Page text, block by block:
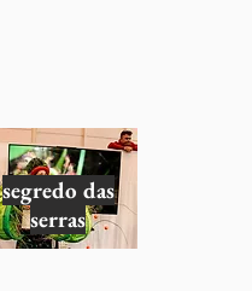
segredo das
serras